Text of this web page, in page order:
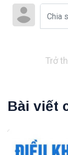
Trở
Bài viết